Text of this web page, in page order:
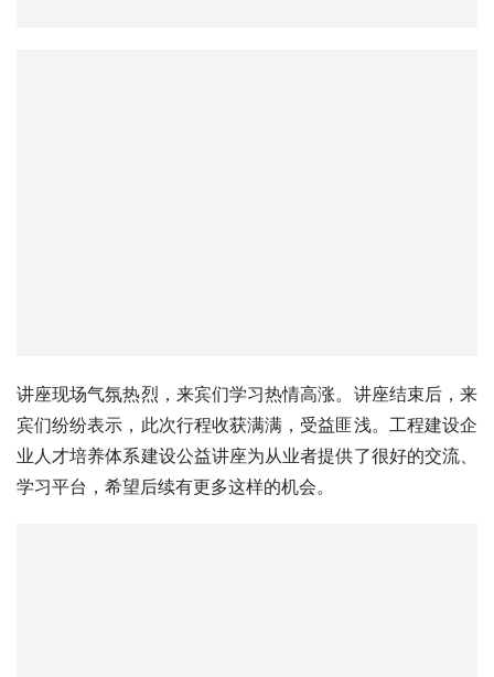
讲座现场气氛热烈，来宾们学习热情高涨。讲座结束后，来
宾们纷纷表示，此次行程收获满满，受益匪浅。工程建设企
业人才培养体系建设公益讲座为从业者提供了很好的交流、
学习平台，希望后续有更多这样的机会。